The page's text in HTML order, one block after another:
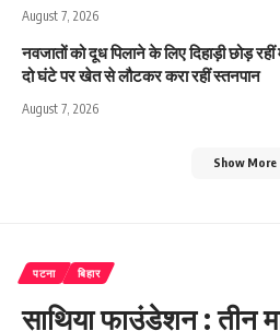
August 7, 2026
नवजातों को दूध पिलाने के लिए दिहाड़ी छोड़ रहीं
दो घंटे पर खेत से लौटकर करा रहीं स्तनपान
August 7, 2026
Show More
पटना बिहार
साथिया फाउंडेशन : तीन